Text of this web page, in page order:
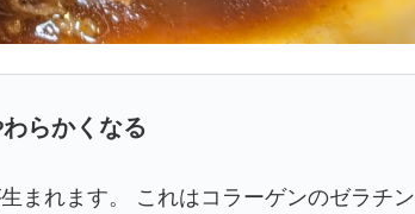
らかくなる
まれます。 これはコラーゲンのゼラチン